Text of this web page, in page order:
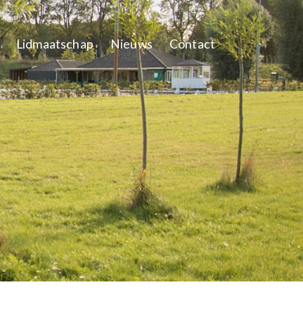
Lidmaatschap Nieuws Contact